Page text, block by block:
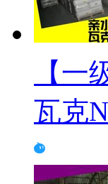
【
瓦克